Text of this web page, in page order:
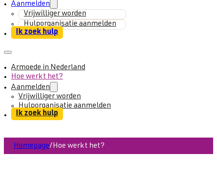
Aanmelden
Vrijwilliger worden
Hulporganisatie aanmelden
Ik zoek hulp
Armoede in Nederland
Hoe werkt het?
Aanmelden
Vrijwilliger worden
Hulporganisatie aanmelden
Ik zoek hulp
Homepage/Hoe werkt het?